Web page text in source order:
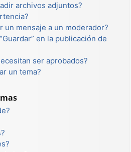
archivos adjuntos?
un mensaje a un moderador?
en la publicación de
ser aprobados?
un tema?